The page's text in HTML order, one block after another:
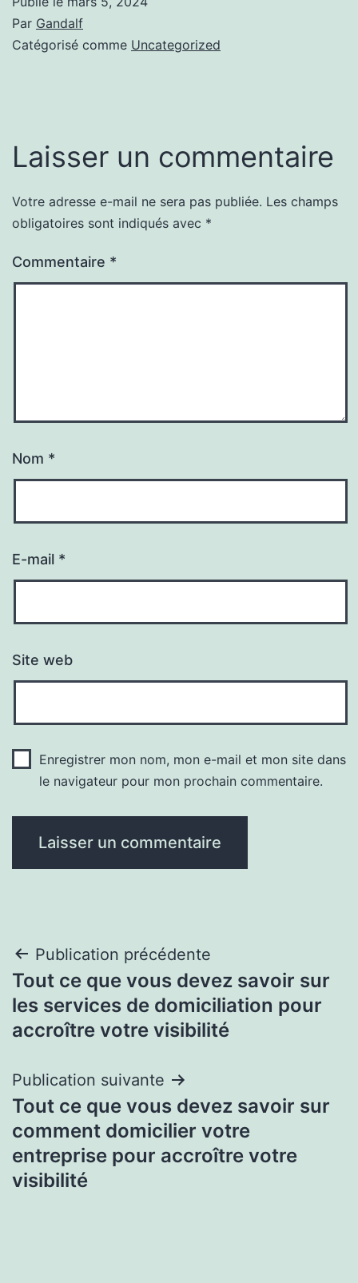
Par Gandalf
Catégorisé comme Uncategorized
Laisser un commentaire
Votre adresse e-mail ne sera pas publiée. Les champs
obligatoires sont indiqués avec *
Commentaire *
Nom *
E-mail *
Site web
Enregistrer mon nom, mon e-mail et mon site dans
le navigateur pour mon prochain commentaire.
Navigation
de
l’article
Publication précédente
Tout ce que vous devez savoir sur
les services de domiciliation pour
accroître votre visibilité
Publication suivante
Tout ce que vous devez savoir sur
comment domicilier votre
entreprise pour accroître votre
visibilité